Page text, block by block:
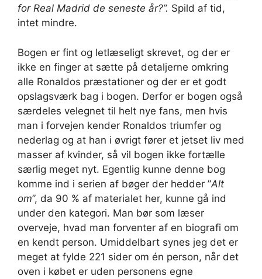
for Real Madrid de seneste år?”. Spild af tid,
intet mindre.
Bogen er fint og letlæseligt skrevet, og der er
ikke en finger at sætte på detaljerne omkring
alle Ronaldos præstationer og der er et godt
opslagsværk bag i bogen. Derfor er bogen også
særdeles velegnet til helt nye fans, men hvis
man i forvejen kender Ronaldos triumfer og
nederlag og at han i øvrigt fører et jetset liv med
masser af kvinder, så vil bogen ikke fortælle
særlig meget nyt. Egentlig kunne denne bog
komme ind i serien af bøger der hedder ”Alt
om”, da 90 % af materialet her, kunne gå ind
under den kategori. Man bør som læser
overveje, hvad man forventer af en biografi om
en kendt person. Umiddelbart synes jeg det er
meget at fylde 221 sider om én person, når det
oven i købet er uden personens egne